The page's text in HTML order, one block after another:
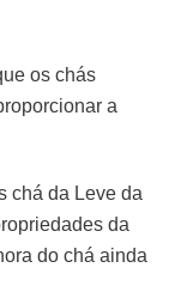
os chás
a
chá da Leve da
da
do chá ainda